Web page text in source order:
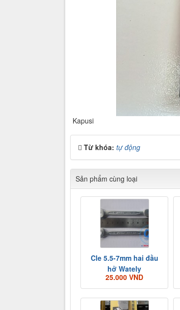
Kapusi
Từ khóa: tự động
Sản phẩm cùng loại
Cle 5.5-7mm hai đầu
hở Wately
25.000 VND